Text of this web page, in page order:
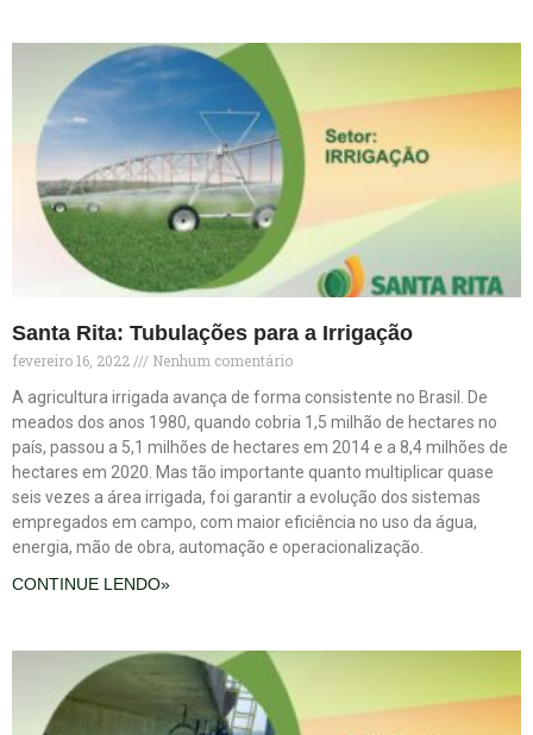
Santa Rita: Tubulações para a Irrigação
fevereiro 16, 2022
Nenhum comentário
A agricultura irrigada avança de forma consistente no Brasil. De
meados dos anos 1980, quando cobria 1,5 milhão de hectares no
país, passou a 5,1 milhões de hectares em 2014 e a 8,4 milhões de
hectares em 2020. Mas tão importante quanto multiplicar quase
seis vezes a área irrigada, foi garantir a evolução dos sistemas
empregados em campo, com maior eficiência no uso da água,
energia, mão de obra, automação e operacionalização.
CONTINUE LENDO»